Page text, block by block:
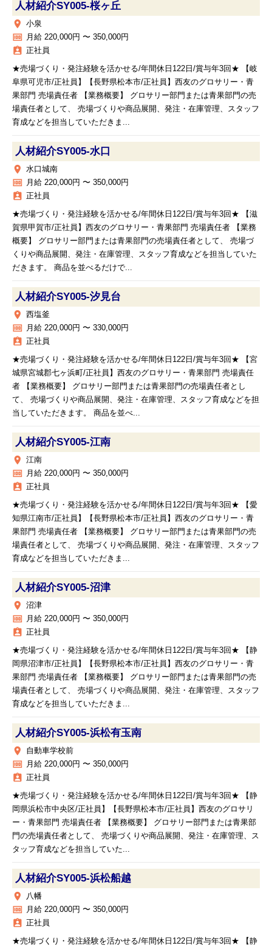
人材紹介SY005‐桜ヶ丘
place 小泉
money 月給 220,000円 〜 350,000円
assignment_ind 正社員
★売場づくり・発注経験を活かせる/年間休日122日/賞与年3回★ 【岐
阜県可児市/正社員】【長野県松本市/正社員】西友のグロサリー・青
果部門 売場責任者 【業務概要】 グロサリー部門または青果部門の売
場責任者として、 売場づくりや商品展開、発注・在庫管理、スタッフ
育成などを担当していただきま...
人材紹介SY005‐水口
place 水口城南
money 月給 220,000円 〜 350,000円
assignment_ind 正社員
★売場づくり・発注経験を活かせる/年間休日122日/賞与年3回★ 【滋
賀県甲賀市/正社員】西友のグロサリー・青果部門 売場責任者 【業務
概要】 グロサリー部門または青果部門の売場責任者として、 売場づ
くりや商品展開、発注・在庫管理、スタッフ育成などを担当していた
だきます。 商品を並べるだけで...
人材紹介SY005‐汐見台
place 西塩釜
money 月給 220,000円 〜 330,000円
assignment_ind 正社員
★売場づくり・発注経験を活かせる/年間休日122日/賞与年3回★ 【宮
城県宮城郡七ヶ浜町/正社員】西友のグロサリー・青果部門 売場責任
者 【業務概要】 グロサリー部門または青果部門の売場責任者とし
て、 売場づくりや商品展開、発注・在庫管理、スタッフ育成などを担
当していただきます。 商品を並べ...
人材紹介SY005‐江南
place 江南
money 月給 220,000円 〜 350,000円
assignment_ind 正社員
★売場づくり・発注経験を活かせる/年間休日122日/賞与年3回★ 【愛
知県江南市/正社員】【長野県松本市/正社員】西友のグロサリー・青
果部門 売場責任者 【業務概要】 グロサリー部門または青果部門の売
場責任者として、 売場づくりや商品展開、発注・在庫管理、スタッフ
育成などを担当していただきま...
人材紹介SY005‐沼津
place 沼津
money 月給 220,000円 〜 350,000円
assignment_ind 正社員
★売場づくり・発注経験を活かせる/年間休日122日/賞与年3回★ 【静
岡県沼津市/正社員】【長野県松本市/正社員】西友のグロサリー・青
果部門 売場責任者 【業務概要】 グロサリー部門または青果部門の売
場責任者として、 売場づくりや商品展開、発注・在庫管理、スタッフ
育成などを担当していただきま...
人材紹介SY005‐浜松有玉南
place 自動車学校前
money 月給 220,000円 〜 350,000円
assignment_ind 正社員
★売場づくり・発注経験を活かせる/年間休日122日/賞与年3回★ 【静
岡県浜松市中央区/正社員】【長野県松本市/正社員】西友のグロサリ
ー・青果部門 売場責任者 【業務概要】 グロサリー部門または青果部
門の売場責任者として、 売場づくりや商品展開、発注・在庫管理、ス
タッフ育成などを担当していた...
人材紹介SY005‐浜松船越
place 八幡
money 月給 220,000円 〜 350,000円
assignment_ind 正社員
★売場づくり・発注経験を活かせる/年間休日122日/賞与年3回★ 【静